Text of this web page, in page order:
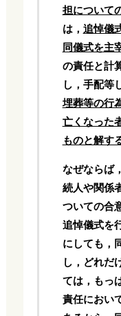
担について
は， 追悼儀
同儀式を主
の責任と計
し，手配等
埋葬等の行
亡くなった
ものと解す
なぜならば
続人や関係
ついての合
追悼儀式を
にしても，
し，どれだ
ては，もっ
責任におい